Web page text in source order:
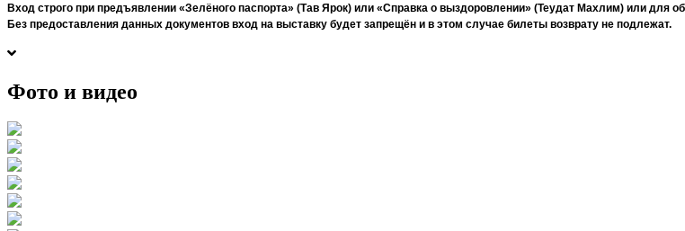
Вход строго при предъявлении «Зелёного паспорта» (Тав Ярок) или «Справка о выздоровлении» (Теудат Махлим) или для
Без предоставления данных документов вход на выставку будет запрещён и в этом случае билеты возврату не подлежат.
Фото и видео